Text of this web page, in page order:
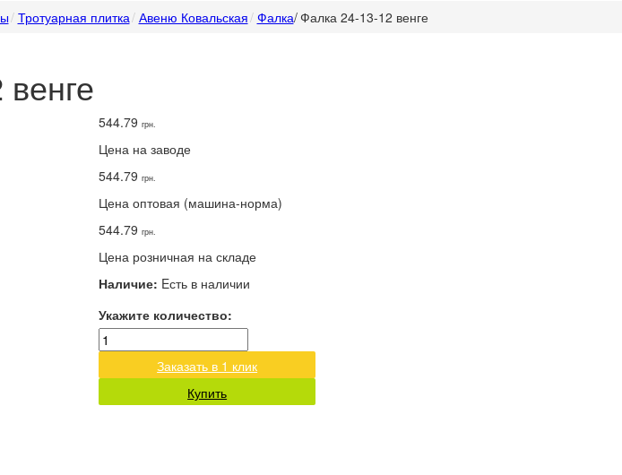
Тротуарная плитка Авеню Ковальская Фалка/Фалка 24-13-12 венге
544.79грн.
Цена на заводе
544.79грн.
Цена оптовая (машина-норма)
544.79грн.
Цена розничная на складе
Наличие: Eсть в наличии
Укажите количество:
Заказать в 1 клик
Купить